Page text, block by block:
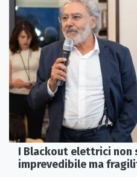
I Blackout elettrici non
imprevedibile ma